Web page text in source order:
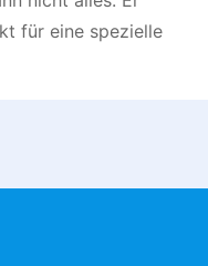
für eine spezielle